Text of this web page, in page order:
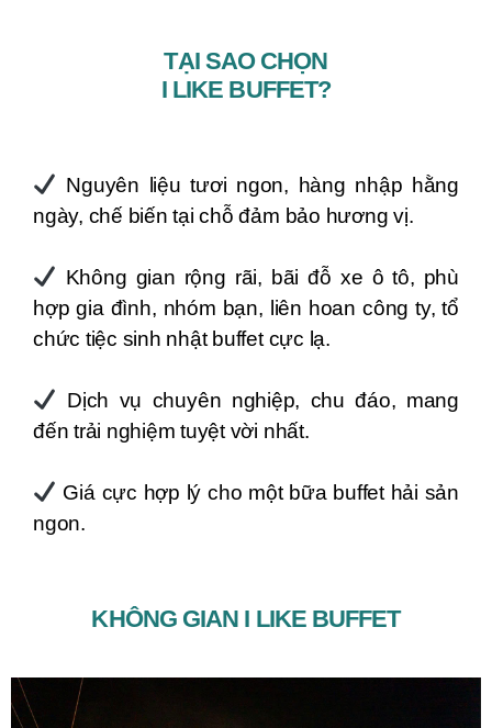
TẠI SAO CHỌN
I LIKE BUFFET?
Nguyên liệu tươi ngon, hàng nhập hằng
ngày, chế biến tại chỗ đảm bảo hương vị.
Không gian rộng rãi, bãi đỗ xe ô tô, phù
hợp gia đình, nhóm bạn, liên hoan công ty, tổ
chức tiệc sinh nhật buffet cực lạ.
Dịch vụ chuyên nghiệp, chu đáo, mang
đến trải nghiệm tuyệt vời nhất.
Giá cực hợp lý cho một bữa buffet hải sản
ngon.
KHÔNG GIAN I LIKE BUFFET